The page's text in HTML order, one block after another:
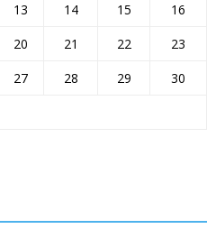
13 14 15
16
20 21 22
23
27 28 29
30